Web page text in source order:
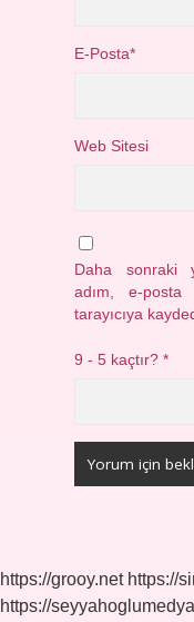
E-Posta*
Web Sitesi
Daha sonraki
adım, e-
tarayıcıya
9 - 5 kaçtır?*
https://grooy.net https://
https://